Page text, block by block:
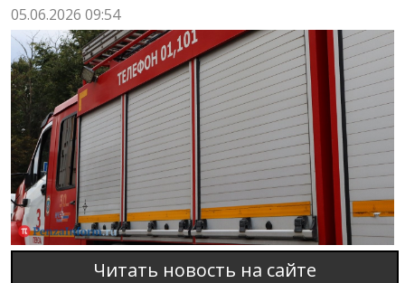
05.06.2026 09:54
Читать новость на сайте